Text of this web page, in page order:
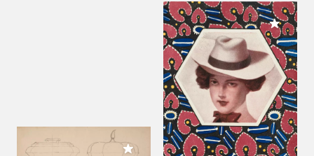
Meiner Sammlung hinzufügen
Meiner